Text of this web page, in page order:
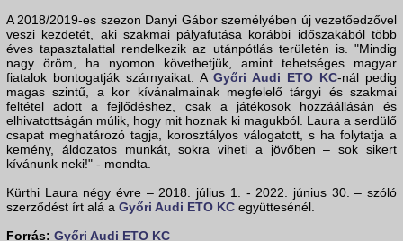
A 2018/2019-es szezon Danyi Gábor személyében új vezetőedzővel
veszi kezdetét, aki szakmai pályafutása korábbi időszakából több
éves tapasztalattal rendelkezik az utánpótlás területén is. "Mindig
nagy öröm, ha nyomon követhetjük, amint tehetséges magyar
fiatalok bontogatják szárnyaikat. A Győri Audi ETO KC-nál pedig
magas szintű, a kor kívánalmainak megfelelő tárgyi és szakmai
feltétel adott a fejlődéshez, csak a játékosok hozzáállásán és
elhivatottságán múlik, hogy mit hoznak ki magukból. Laura a serdülő
csapat meghatározó tagja, korosztályos válogatott, s ha folytatja a
kemény, áldozatos munkát, sokra viheti a jövőben – sok sikert
kívánunk neki!" - mondta.
Kürthi Laura négy évre – 2018. július 1. - 2022. június 30. – szóló
szerződést írt alá a Győri Audi ETO KC együttesénél.
Forrás: Győri Audi ETO KC